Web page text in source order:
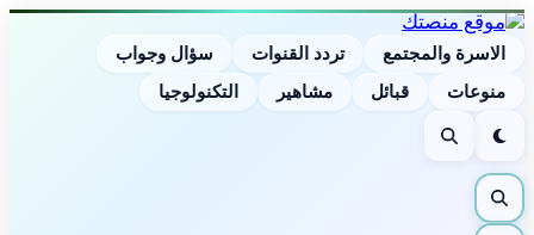
الاسرة والمجتمع تردد القنوات
سؤال وجواب
منوعات
قبائل مشاهير التكنولوجيا
الوضع
بحث
بحث